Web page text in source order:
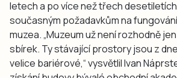
letech a po více než třech
současným požadavkům na
muzea. „Muzeum už není rozhodně
sbírek. Ty stávající prostory jsou z
velice bariérové,“ vysvětlil Ivan